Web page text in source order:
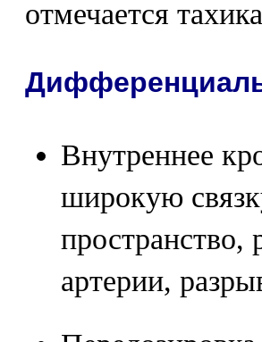
отмечается
Внутреннее
широкую
пространство,
артерии,